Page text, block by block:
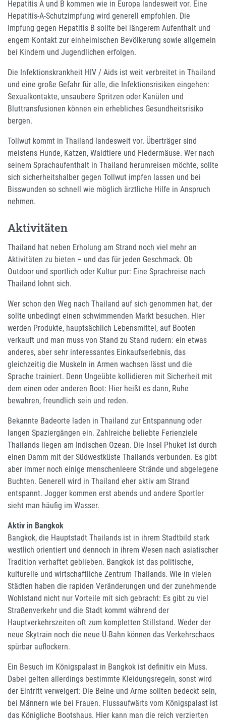
Hepatitis A und B kommen wie in Europa landesweit vor. Eine
Hepatitis-A-Schutzimpfung wird generell empfohlen. Die
Impfung gegen Hepatitis B sollte bei längerem Aufenthalt und
engem Kontakt zur einheimischen Bevölkerung sowie allgemein
bei Kindern und Jugendlichen erfolgen.
Die Infektionskrankheit HIV / Aids ist weit verbreitet in Thailand
und eine große Gefahr für alle, die Infektionsrisiken eingehen:
Sexualkontakte, unsaubere Spritzen oder Kanülen und
Bluttransfusionen können ein erhebliches Gesundheitsrisiko
bergen.
Tollwut kommt in Thailand landesweit vor. Überträger sind
meistens Hunde, Katzen, Waldtiere und Fledermäuse. Wer nach
seinem Sprachaufenthalt in Thailand herumreisen möchte, sollte
sich sicherheitshalber gegen Tollwut impfen lassen und bei
Bisswunden so schnell wie möglich ärztliche Hilfe in Anspruch
nehmen.
Aktivitäten
Thailand hat neben Erholung am Strand noch viel mehr an
Aktivitäten zu bieten – und das für jeden Geschmack. Ob
Outdoor und sportlich oder Kultur pur: Eine Sprachreise nach
Thailand lohnt sich.
Wer schon den Weg nach Thailand auf sich genommen hat, der
sollte unbedingt einen schwimmenden Markt besuchen. Hier
werden Produkte, hauptsächlich Lebensmittel, auf Booten
verkauft und man muss von Stand zu Stand rudern: ein etwas
anderes, aber sehr interessantes Einkaufserlebnis, das
gleichzeitig die Muskeln in Armen wachsen lässt und die
Sprache trainiert. Denn Ungeübte kollidieren mit Sicherheit mit
dem einen oder anderen Boot: Hier heißt es dann, Ruhe
bewahren, freundlich sein und reden.
Bekannte Badeorte laden in Thailand zur Entspannung oder
langen Spaziergängen ein. Zahlreiche beliebte Ferienziele
Thailands liegen am Indischen Ozean. Die Insel Phuket ist durch
einen Damm mit der Südwestküste Thailands verbunden. Es gibt
aber immer noch einige menschenleere Strände und abgelegene
Buchten. Generell wird in Thailand eher aktiv am Strand
entspannt. Jogger kommen erst abends und andere Sportler
sieht man häufig im Wasser.
Aktiv in Bangkok
Bangkok, die Hauptstadt Thailands ist in ihrem Stadtbild stark
westlich orientiert und dennoch in ihrem Wesen nach asiatischer
Tradition verhaftet geblieben. Bangkok ist das politische,
kulturelle und wirtschaftliche Zentrum Thailands. Wie in vielen
Städten haben die rapiden Veränderungen und der zunehmende
Wohlstand nicht nur Vorteile mit sich gebracht: Es gibt zu viel
Straßenverkehr und die Stadt kommt während der
Hauptverkehrszeiten oft zum kompletten Stillstand. Weder der
neue Skytrain noch die neue U-Bahn können das Verkehrschaos
spürbar auflockern.
Ein Besuch im Königspalast in Bangkok ist definitiv ein Muss.
Dabei gelten allerdings bestimmte Kleidungsregeln, sonst wird
der Eintritt verweigert: Die Beine und Arme sollten bedeckt sein,
bei Männern wie bei Frauen. Flussaufwärts vom Königspalast ist
das Königliche Bootshaus. Hier kann man die reich verzierten